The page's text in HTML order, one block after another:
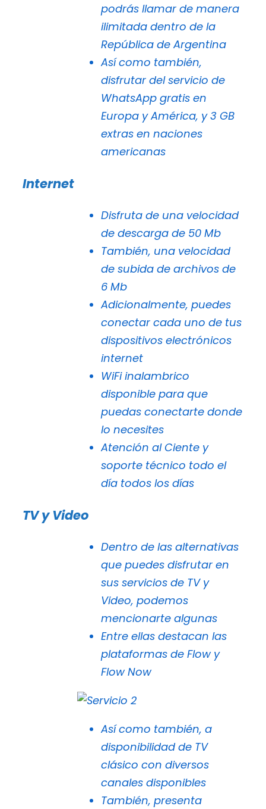
podrás llamar de manera
ilimitada dentro de la
República de Argentina
Así como también,
disfrutar del servicio de
WhatsApp gratis en
Europa y América, y 3 GB
extras en naciones
americanas
Internet
Disfruta de una velocidad
de descarga de 50 Mb
También, una velocidad
de subida de archivos de
6 Mb
Adicionalmente, puedes
conectar cada uno de tus
dispositivos electrónicos
internet
WiFi inalambrico
disponible para que
puedas conectarte donde
lo necesites
Atención al Ciente y
soporte técnico todo el
día todos los días
TV y Video
Dentro de las alternativas
que puedes disfrutar en
sus servicios de TV y
Video, podemos
mencionarte algunas
Entre ellas destacan las
plataformas de Flow y
Flow Now
Así como también, a
disponibilidad de TV
clásico con diversos
canales disponibles
También, presenta